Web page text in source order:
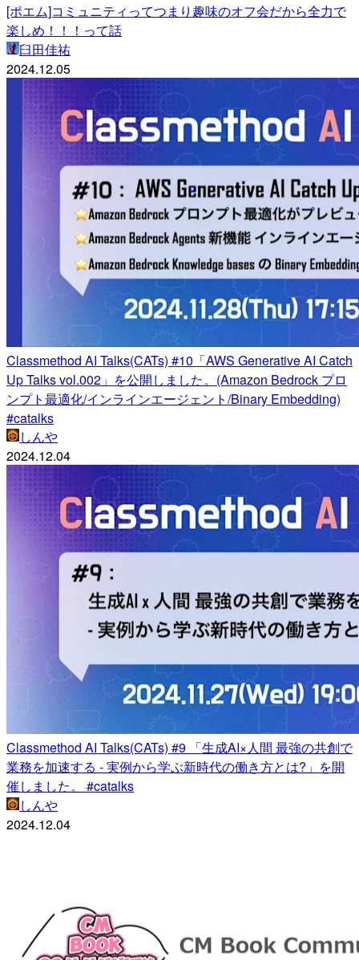
[ポエム]コミュニティってつまり趣味のオフ会だから全力で
楽しめ！！！って話
臼田佳祐
2024.12.05
Classmethod AI Talks(CATs) #10「AWS Generative AI Catch
Up Talks vol.002」を公開しました。(Amazon Bedrock プロ
ンプト最適化/インラインエージェント/Binary Embedding)
#catalks
しんや
2024.12.04
Classmethod AI Talks(CATs) #9 「生成AI×人間 最強の共創で
業務を加速する - 実例から学ぶ新時代の働き方とは?」を開
催しました。 #catalks
しんや
2024.12.04